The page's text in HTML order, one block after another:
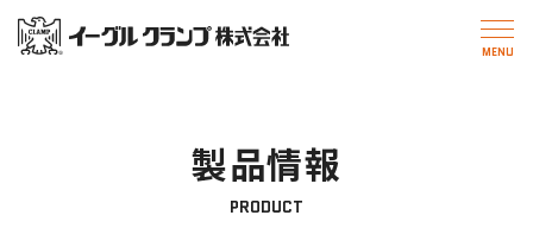
製品情報
PRODUCT